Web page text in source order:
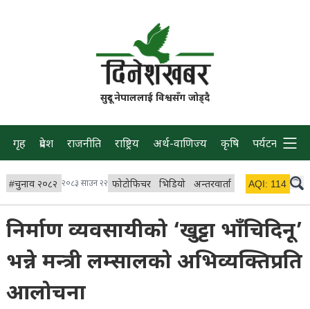
सुदूर नेपाललाई विश्वसँग जोड्दै
गृह प्रदेश राजनीति राष्ट्रिय अर्थ-वाणिज्य कृषि पर्यटन प्रवास
#चुनाव २०८२ २०८३ साउन २२ फोटोफिचर भिडियो अन्तरवार्ता विचार/ब्लग
AQI: 114
निर्माण व्यवसायीको ‘खुट्टा भाँचिदिनू’
भन्ने मन्त्री लम्सालको अभिव्यक्तिप्रति
आलोचना